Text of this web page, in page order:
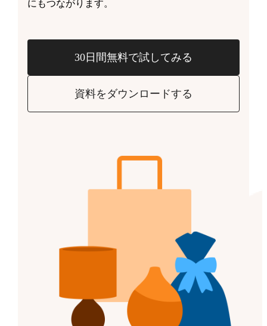
にもつながります。
30日間無料で試してみる
資料をダウンロードする